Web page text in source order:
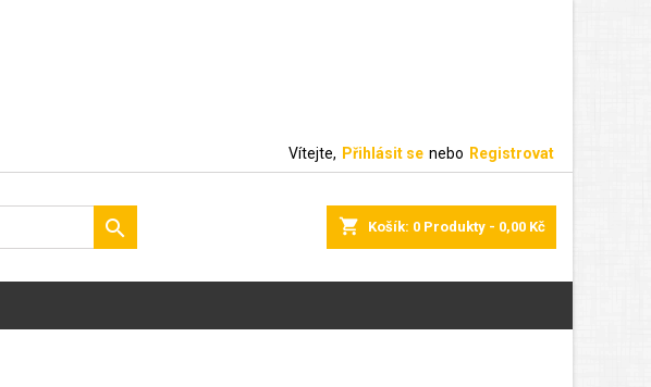
Vítejte, Přihlásit se nebo Registrovat
shopping_cart Košík: 0 Produkty - 0,00 Kč
